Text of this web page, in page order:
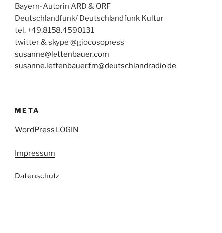
Bayern-Autorin ARD & ORF
Deutschlandfunk/ Deutschlandfunk Kultur
tel. +49.8158.4590131
twitter & skype @giocosopress
susanne@lettenbauer.com
susanne.lettenbauer.fm@deutschlandradio.de
META
WordPress LOGIN
Impressum
Datenschutz